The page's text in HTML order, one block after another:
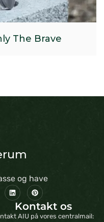
The Brave
og have
Kontakt os
AIU på vores centralmail: